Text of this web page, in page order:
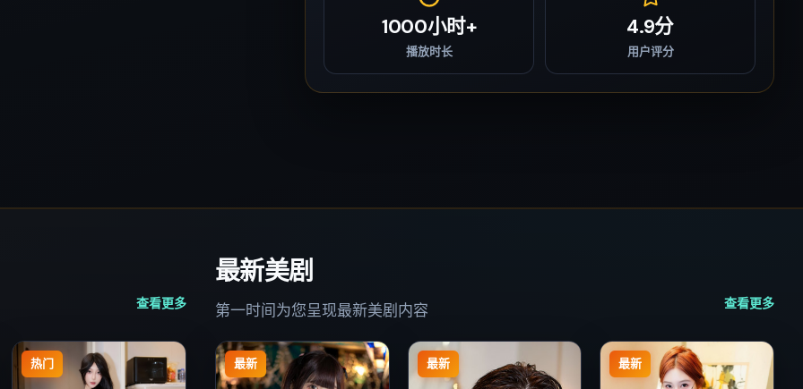
1000小时+
播放时长
4.9分
用户评分
查看更多
热门
最新美剧
第一时间为您呈现最新美剧内容 查看更多
最新 最新 最新